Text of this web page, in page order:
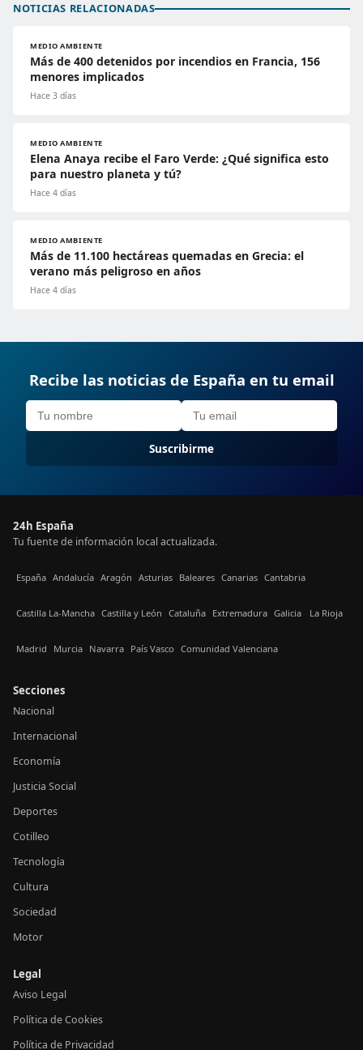
NOTICIAS RELACIONADAS
MEDIO AMBIENTE
Más de 400 detenidos por incendios en Francia, 156
menores implicados
Hace 3 días
MEDIO AMBIENTE
Elena Anaya recibe el Faro Verde: ¿Qué significa esto
para nuestro planeta y tú?
Hace 4 días
MEDIO AMBIENTE
Más de 11.100 hectáreas quemadas en Grecia: el
verano más peligroso en años
Hace 4 días
Recibe las noticias de España en tu email
Suscribirme
24h España
Tu fuente de información local actualizada.
España Andalucía Aragón Asturias Baleares Canarias Cantabria
Castilla La-Mancha Castilla y León Cataluña Extremadura Galicia La Rioja
Madrid Murcia Navarra País Vasco Comunidad Valenciana
Secciones
Nacional
Internacional
Economía
Justicia Social
Deportes
Cotilleo
Tecnología
Cultura
Sociedad
Motor
Legal
Aviso Legal
Política de Cookies
Política de Privacidad